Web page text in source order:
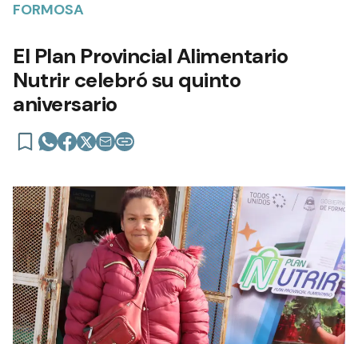
FORMOSA
El Plan Provincial Alimentario
Nutrir celebró su quinto
aniversario